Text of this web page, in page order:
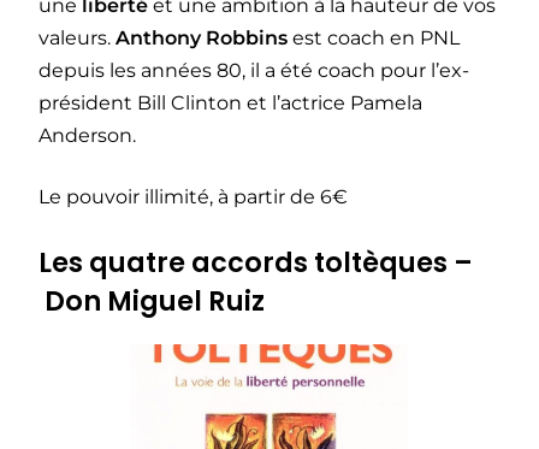
une liberté et une ambition à la hauteur de vos
valeurs. Anthony Robbins est coach en PNL
depuis les années 80, il a été coach pour l’ex-
président Bill Clinton et l’actrice Pamela
Anderson.
Le pouvoir illimité, à partir de 6€
Les quatre accords toltèques –
Don Miguel Ruiz